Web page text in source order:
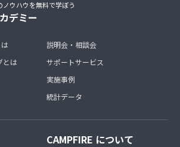
ウハウを無料で学ぼう
デミー
とは
説明会・相談会
サポートサービス
実施事例
統計データ
CAMPFIRE について